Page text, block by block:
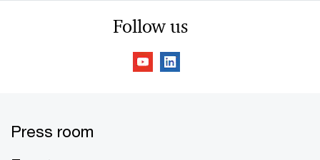
Follow us
Press room